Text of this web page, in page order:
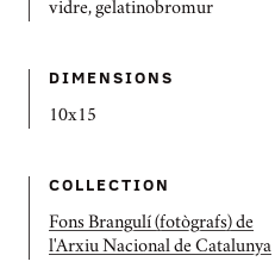
vidre, gelatinobromur
DIMENSIONS
10x15
COLLECTION
Fons Brangulí (fotògrafs) de
l'Arxiu Nacional de Catalunya